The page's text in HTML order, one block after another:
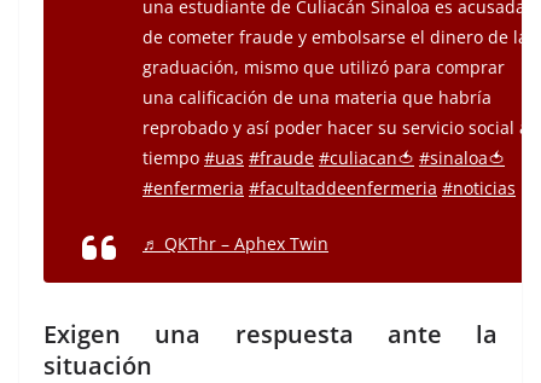
una estudiante de Culiacán Sinaloa es acusada
de cometer fraude y embolsarse el dinero de la
graduación, mismo que utilizó para comprar
una calificación de una materia que habría
reprobado y así poder hacer su servicio social a
tiempo #uas #fraude #culiacan🍅 #sinaloa🍅
#enfermeria #facultaddeenfermeria #noticias
♬ QKThr – Aphex Twin
Exigen una respuesta ante la
situación